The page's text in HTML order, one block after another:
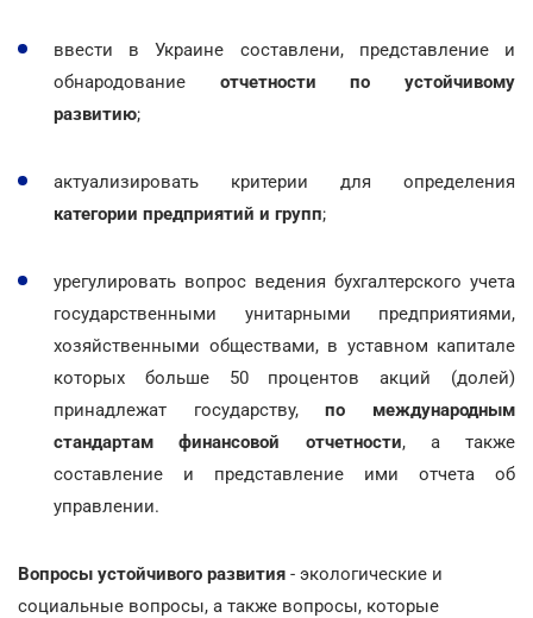
ввести в Украине составлени, представление и
обнародование отчетности по устойчивому
развитию;
актуализировать критерии для определения
категории предприятий и групп;
урегулировать вопрос ведения бухгалтерского учета
государственными унитарными предприятиями,
хозяйственными обществами, в уставном капитале
которых больше 50 процентов акций (долей)
принадлежат государству,по международным
стандартам финансовой отчетности, а также
составление и представление ими отчета об
управлении.
Вопросы устойчивого развития - экологические и
социальные вопросы, а также вопросы, которые